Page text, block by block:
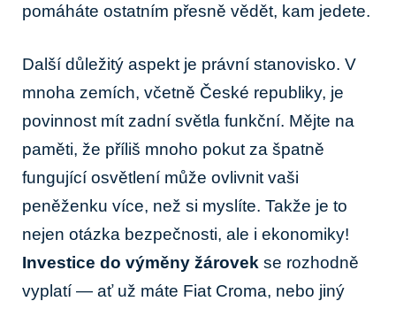
pomáháte ostatním přesně vědět, kam jedete.
Další ⁤důležitý aspekt je právní stanovisko. V
mnoha zemích, včetně České republiky, je
povinnost mít zadní⁤ světla funkční. Mějte‌ na
paměti, že příliš mnoho pokut ⁢za špatně
fungující osvětlení může ovlivnit vaši
peněženku více, než‌ si myslíte. Takže je to
nejen otázka bezpečnosti, ale i ekonomiky!‌
Investice do výměny ⁣žárovek se rozhodně
vyplatí — ať už ⁤máte Fiat ​Croma, nebo jiný